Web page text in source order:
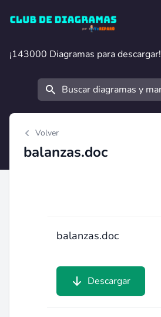
Club de Diagramas
¡143000 Diagramas para descargar!
¡143000 Diagramas para descargar!
Buscar
Volver
balanzas.doc
balanzas.doc
Descargar